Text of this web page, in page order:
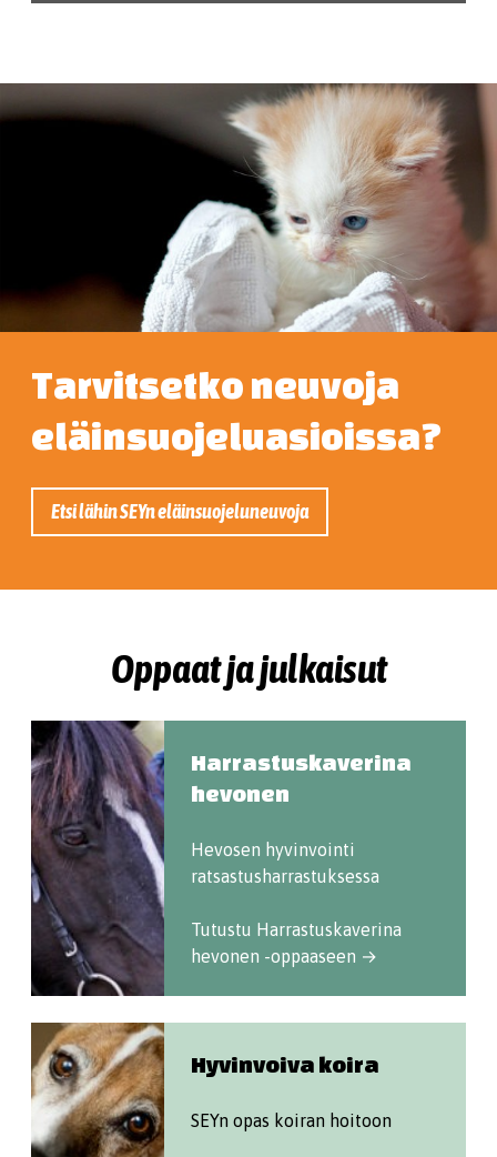
Tarvitsetko neuvoja
eläinsuojeluasioissa?
Etsi lähin SEYn eläinsuojeluneuvoja
Oppaat ja julkaisut
Harrastuskaverina
hevonen
Hevosen hyvinvointi
ratsastusharrastuksessa
Tutustu Harrastuskaverina
hevonen -oppaaseen →
Hyvinvoiva koira
SEYn opas koiran hoitoon